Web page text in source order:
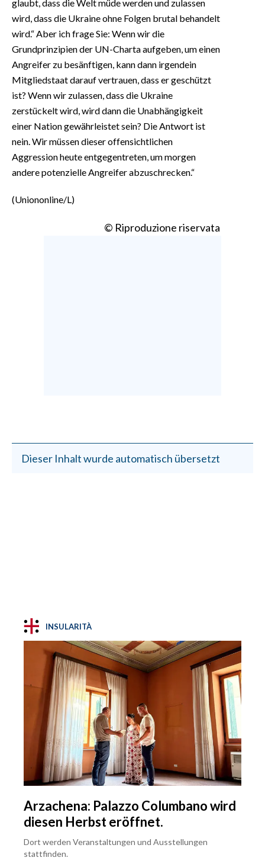
glaubt, dass die Welt müde werden und zulassen
wird, dass die Ukraine ohne Folgen brutal behandelt
wird.“ Aber ich frage Sie: Wenn wir die
Grundprinzipien der UN-Charta aufgeben, um einen
Angreifer zu besänftigen, kann dann irgendein
Mitgliedstaat darauf vertrauen, dass er geschützt
ist? Wenn wir zulassen, dass die Ukraine
zerstückelt wird, wird dann die Unabhängigkeit
einer Nation gewährleistet sein? Die Antwort ist
nein. Wir müssen dieser offensichtlichen
Aggression heute entgegentreten, um morgen
andere potenzielle Angreifer abzuschrecken.“
(Uniononline/L)
© Riproduzione riservata
Dieser Inhalt wurde automatisch übersetzt
INSULARITÀ
Arzachena: Palazzo Columbano wird
diesen Herbst eröffnet.
Dort werden Veranstaltungen und Ausstellungen
stattfinden.